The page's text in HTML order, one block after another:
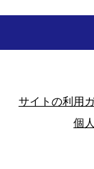
サイトの利用
個